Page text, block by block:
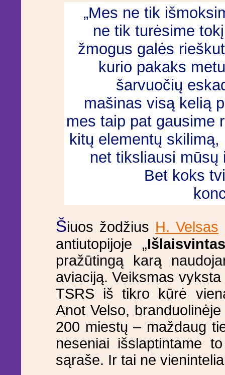
„Mes ne tik
ne tik turėsime
žmogus galės
kurio pakaks
šarvuočių
mašinas visą kelią
mes taip pat gausime
kitų elementų
net tiksliausi mūsų
Bet koks
Šiuos žodžius H. Velsas
antiutopijoje „
pražūtingą karą
aviaciją. Veiksmas
TSRS iš tikro kūrė
Anot Velso,
200 miestų – maždaug
neseniai išslaptintame
sąraše. Ir tai ne